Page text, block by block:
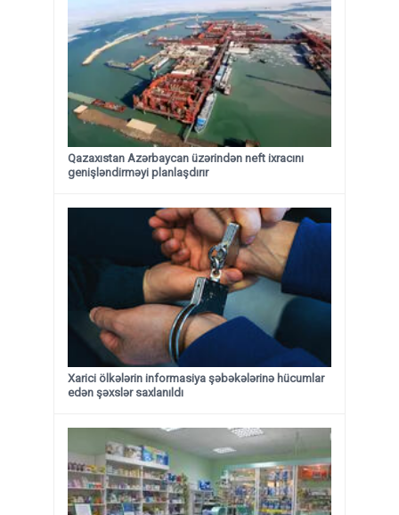
Qazaxıstan Azərbaycan üzərindən neft ixracını
genişləndirməyi planlaşdırır
Xarici ölkələrin informasiya şəbəkələrinə hücumlar
edən şəxslər saxlanıldı